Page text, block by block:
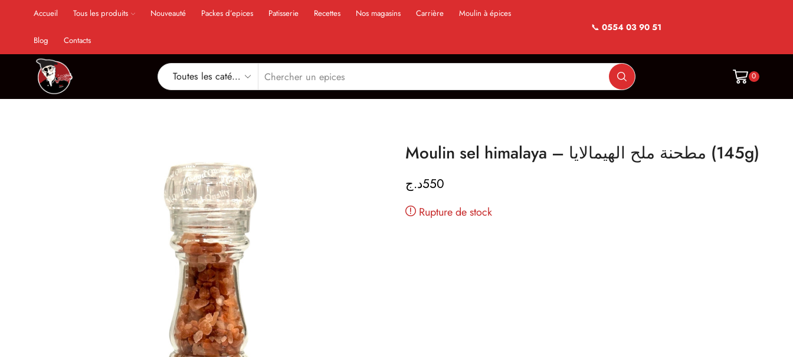
Accueil Tous les produits Nouveauté Packes d’epices Patisserie Recettes Nos magasins Carrière Moulin à épices
Blog Contacts
📞 0554 03 90 51
0
Moulin sel himalaya – مطحنة ملح الهيمالايا (145g)
550د.ج
Rupture de stock